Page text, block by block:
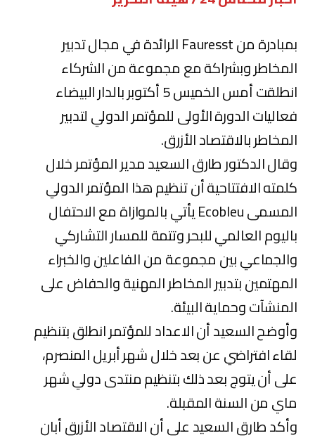
بمبادرة من Fauresst الرائدة في مجال تدبير
المخاطر وبشراكة مع مجموعة من الشركاء
انطلقت أمس الخميس 5 أكتوبر بالدار البيضاء
فعاليات الدورة الأولى للمؤتمر الدولي لتدبير
المخاطر بالاقتصاد الأزرق.
وقال الدكتور طارق السعيد مدير المؤتمر خلال
كلمته الافتتاحية أن تنظيم هذا المؤتمر الدولي
المسمى Ecobleu يأتي بالموازاة مع الاحتفال
باليوم العالمي للبحر وتتمة للمسار التشاركي
والجماعي بين مجموعة من الفاعلين والخبراء
المهتمين بتدبير المخاطر المهنية والحفاض على
المنشآت وحماية البيئة.
وأوضح السعيد أن الاعداد للمؤتمر انطلق بتنظيم
لقاء افتراضي عن بعد خلال شهر أبريل المنصرم،
على أن يتوج بعد ذلك بتنظيم منتدى دولي شهر
ماي من السنة المقبلة.
وأكد طارق السعيد على أن الاقتصاد الأزرق أبان